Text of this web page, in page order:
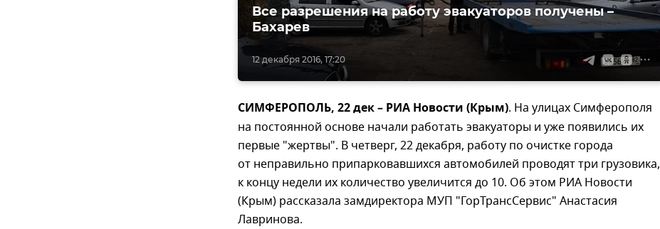
12 декабря 2016, 17:20
Все разрешения на работу эвакуаторов получены –
Бахарев
СИМФЕРОПОЛЬ, 22 дек – РИА Новости (Крым). На улицах Симферополя
на постоянной основе начали работать эвакуаторы и уже появились их
первые "жертвы". В четверг, 22 декабря, работу по очистке города
от неправильно припарковавшихся автомобилей проводят три грузовика,
к концу недели их количество увеличится до 10. Об этом РИА Новости
(Крым) рассказала замдиректора МУП "ГорТрансСервис" Анастасия
Лавринова.